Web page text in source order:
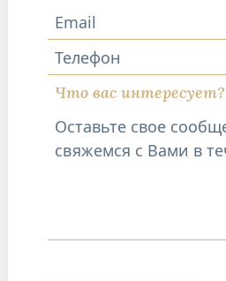
Телефон
Что вас интересует?